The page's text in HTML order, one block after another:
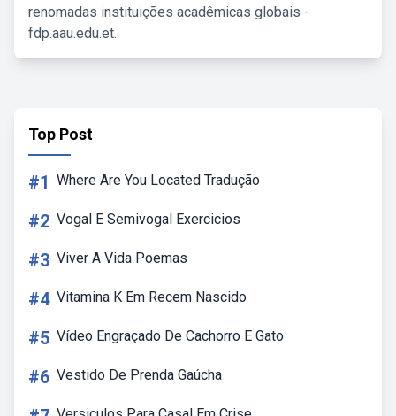
renomadas instituições acadêmicas globais -
fdp.aau.edu.et.
Top Post
#1 Where Are You Located Tradução
#2 Vogal E Semivogal Exercicios
#3 Viver A Vida Poemas
#4 Vitamina K Em Recem Nascido
#5 Vídeo Engraçado De Cachorro E Gato
#6 Vestido De Prenda Gaúcha